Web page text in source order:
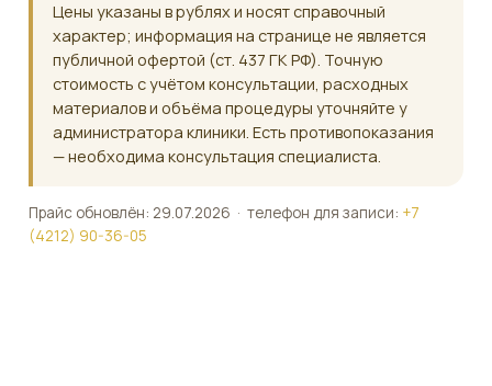
Цены указаны в рублях и носят справочный
характер; информация на странице не является
публичной офертой (ст. 437 ГК РФ). Точную
стоимость с учётом консультации, расходных
материалов и объёма процедуры уточняйте у
администратора клиники. Есть противопоказания
— необходима консультация специалиста.
Прайс обновлён: 29.07.2026 · телефон для записи: +7
(4212) 90-36-05